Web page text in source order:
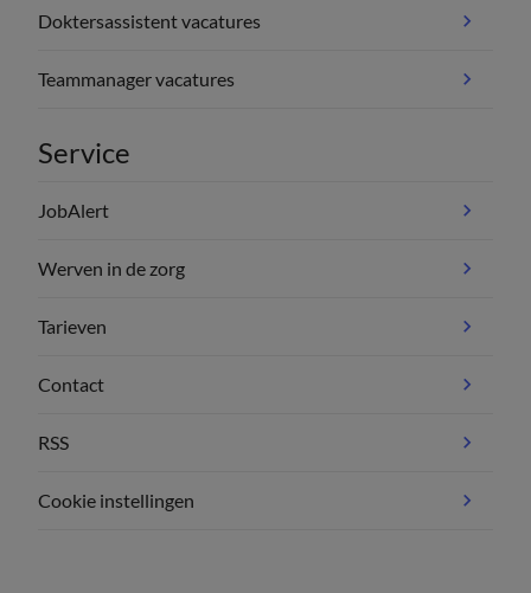
Doktersassistent vacatures
Teammanager vacatures
Service
JobAlert
Werven in de zorg
Tarieven
Contact
RSS
Cookie instellingen